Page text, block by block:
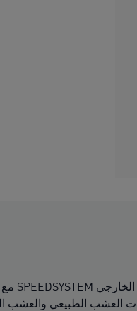
العشب الطبيعي والعشب